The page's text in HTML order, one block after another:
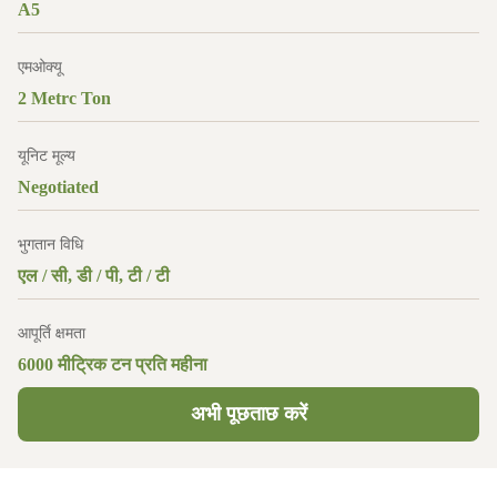
A5
एमओक्यू
2 Metrc Ton
यूनिट मूल्य
Negotiated
भुगतान विधि
एल / सी, डी / पी, टी / टी
आपूर्ति क्षमता
6000 मीट्रिक टन प्रति महीना
अभी पूछताछ करें